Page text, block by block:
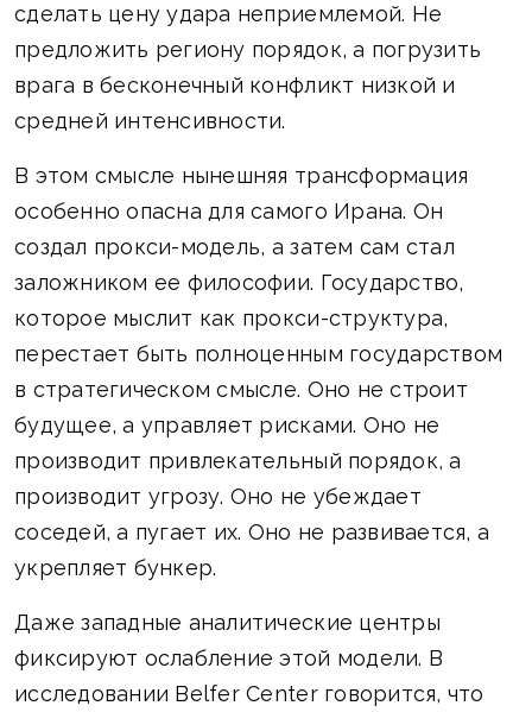
сделать цену удара неприемлемой. Не
предложить региону порядок, а погрузить
врага в бесконечный конфликт низкой и
средней интенсивности.
В этом смысле нынешняя трансформация
особенно опасна для самого Ирана. Он
создал прокси-модель, а затем сам стал
заложником ее философии. Государство,
которое мыслит как прокси-структура,
перестает быть полноценным государством
в стратегическом смысле. Оно не строит
будущее, а управляет рисками. Оно не
производит привлекательный порядок, а
производит угрозу. Оно не убеждает
соседей, а пугает их. Оно не развивается, а
укрепляет бункер.
Даже западные аналитические центры
фиксируют ослабление этой модели. В
исследовании Belfer Center говорится, что